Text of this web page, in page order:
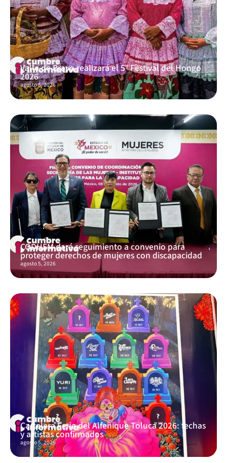
Valle de Bravo realizará el 5° Festival del Hongo
2026
agosto 5, 2026
CODHEM dará seguimiento a convenio para
proteger derechos de mujeres con discapacidad
agosto 5, 2026
Cartelera Feria del Alfeñique Toluca 2026: fechas
y artistas confirmados
agosto 5, 2026